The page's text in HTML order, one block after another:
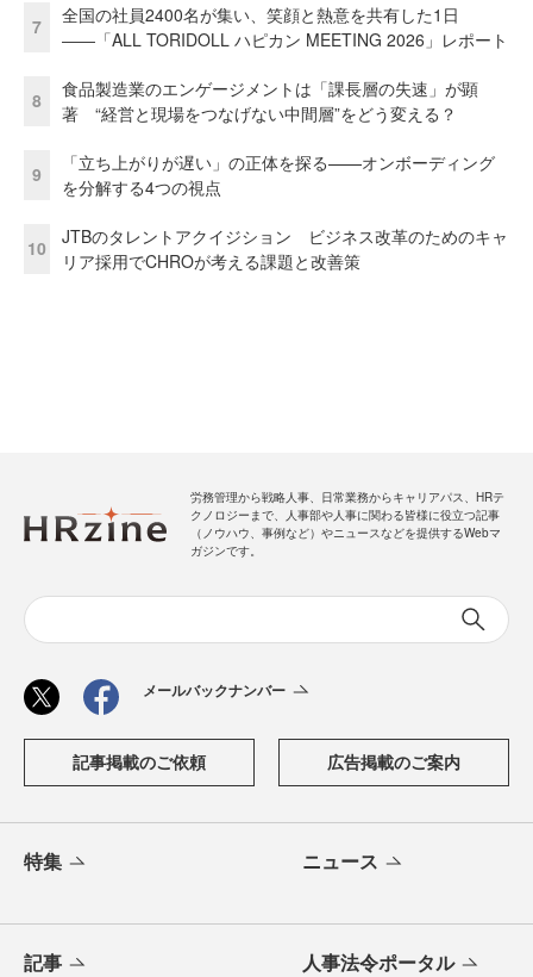
7
全国の社員2400名が集い、笑顔と熱意を共有した1日
――「ALL TORIDOLL ハピカン MEETING 2026」レポート
8
食品製造業のエンゲージメントは「課長層の失速」が顕
著 “経営と現場をつなげない中間層”をどう変える？
9
「立ち上がりが遅い」の正体を探る——オンボーディング
を分解する4つの視点
10
JTBのタレントアクイジション ビジネス改革のためのキャ
リア採用でCHROが考える課題と改善策
労務管理から戦略人事、日常業務からキャリアパス、HRテ
クノロジーまで、人事部や人事に関わる皆様に役立つ記事
（ノウハウ、事例など）やニュースなどを提供するWebマ
ガジンです。
メールバックナンバー
記事掲載のご依頼 広告掲載のご案内
特集 ニュース
記事 人事法令ポータル